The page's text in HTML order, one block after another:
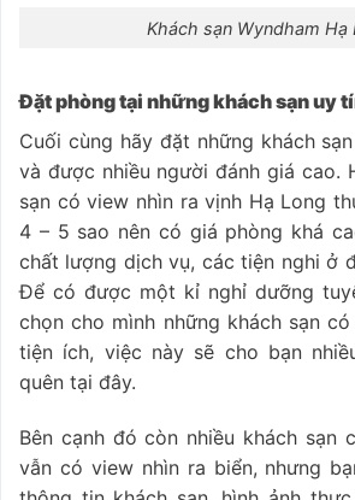
Khách sạn Wyndham Hạ
Đặt phòng tại những khách sạn uy
Cuối cùng hãy đặt những khách
và được nhiều người đánh giá cao.
sạn có view nhìn ra vịnh Hạ Long
4 – 5 sao nên có giá phòng khá
chất lượng dịch vụ, các tiện nghi ở
Để có được một kỉ nghỉ dưỡng
chọn cho mình những khách sạn
tiện ích, việc này sẽ cho bạn
quên tại đây.
Bên cạnh đó còn nhiều khách sạn
vẫn có view nhìn ra biển, nhưng